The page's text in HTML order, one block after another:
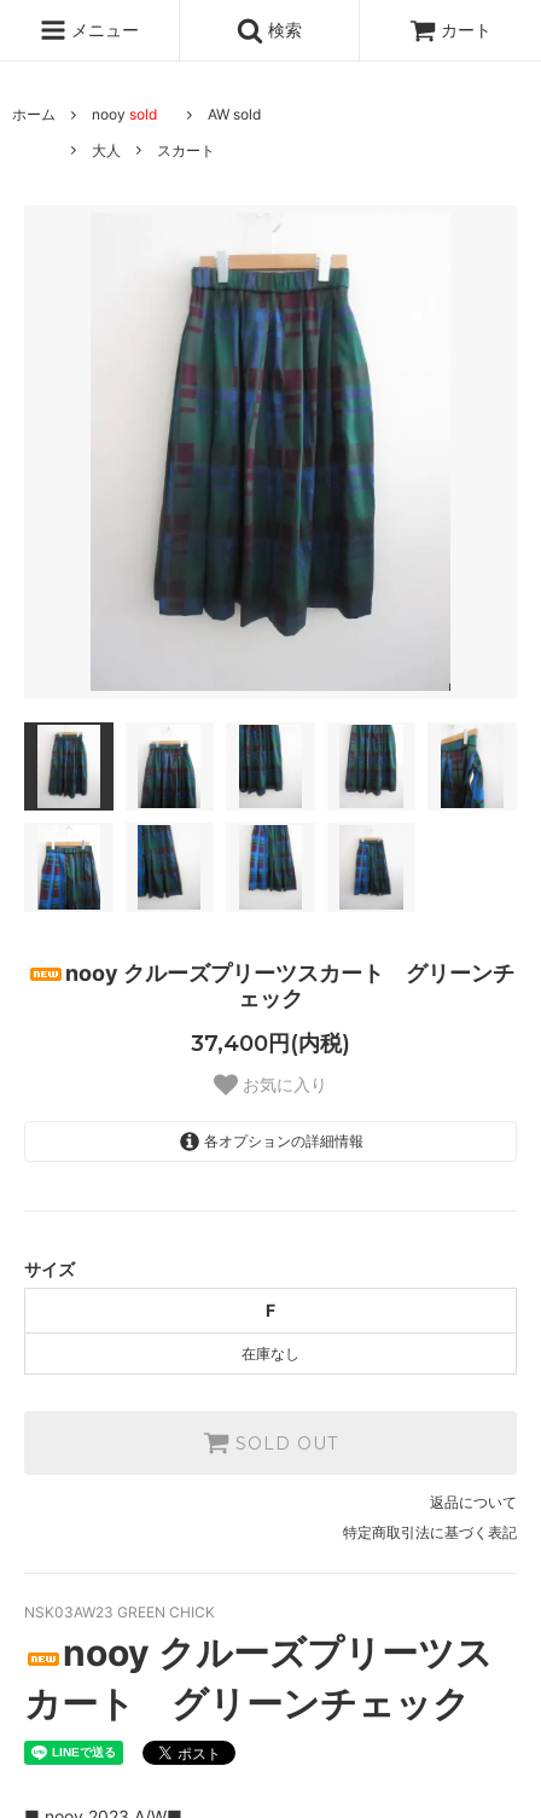
メニュー 検索 カート
ホーム nooy sold
AW sold
大人
スカート
nooy クルーズプリーツスカート グリーンチ
ェック
37,400円(内税)
お気に入り
各オプションの詳細情報
サイズ
F
在庫なし
SOLD OUT
返品について
特定商取引法に基づく表記
NSK03AW23 GREEN CHICK
nooy クルーズプリーツス
カート グリーンチェック